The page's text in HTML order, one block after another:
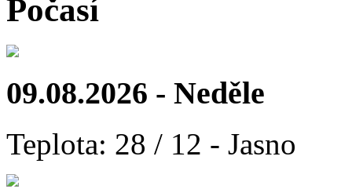
Počasí
09.08.2026 - Neděle
Teplota: 28 / 12 - Jasno